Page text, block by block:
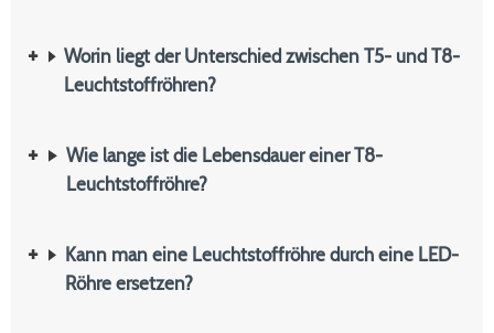
Worin liegt der Unterschied zwischen T5- und T8-
Leuchtstoffröhren?
Wie lange ist die Lebensdauer einer T8-
Leuchtstoffröhre?
Kann man eine Leuchtstoffröhre durch eine LED-
Röhre ersetzen?